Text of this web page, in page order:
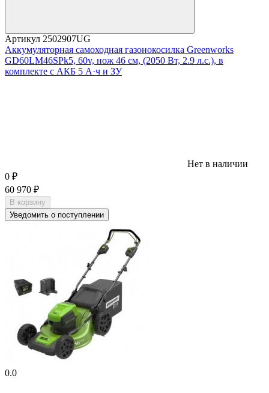
Артикул 2502907UG
Аккумуляторная самоходная газонокосилка Greenworks
GD60LM46SPk5, 60v, нож 46 см, (2050 Вт, 2.9 л.с.), в
комплекте с АКБ 5 А·ч и ЗУ
Нет в наличии
0 ₽
60 970 ₽
В корзину
Уведомить о поступлении
0.0